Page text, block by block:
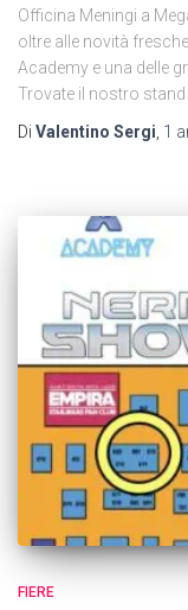
Officina Meningi a
oltre alle novità
Academy e una delle
Trovate il nostro stand
Di Valentino Sergi 1
FIERE